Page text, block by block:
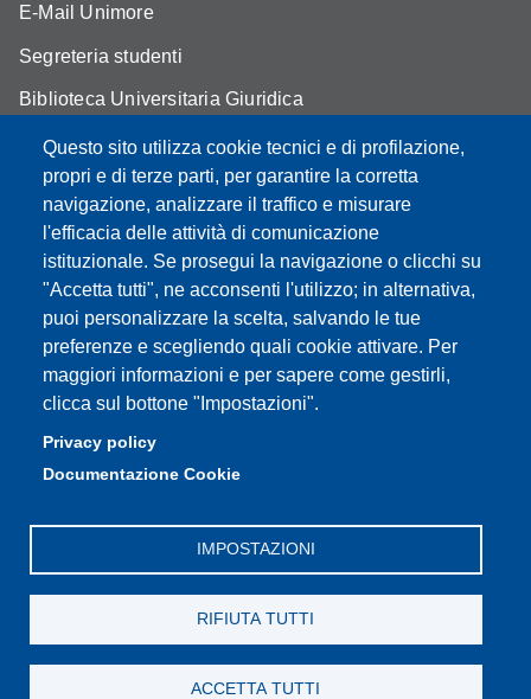
Questo sito utilizza cookie tecnici e di profilazione,
propri e di terze parti, per garantire la corretta
navigazione, analizzare il traffico e misurare
l'efficacia delle attività di comunicazione
istituzionale. Se prosegui la navigazione o clicchi su
"Accetta tutti", ne acconsenti l'utilizzo; in alternativa,
puoi personalizzare la scelta, salvando le tue
preferenze e scegliendo quali cookie attivare. Per
maggiori informazioni e per sapere come gestirli,
clicca sul bottone "Impostazioni".
Privacy policy
Documentazione Cookie
IMPOSTAZIONI
RIFIUTA TUTTI
ACCETTA TUTTI
E-Mail Unimore
Segreteria studenti
Biblioteca Universitaria Giuridica
Assicurazione qualità
Contatti
Partita IVA: 00427620364
Dipartimento di Giurisprudenza
Sede: Via San Geminiano 3 - 41121 Modena
Email: helpdesk.giurisprudenza@unimore.it
Telefono: 059 205 8170 (Portineria) | 059 205 8181
(Amministrazione) | 059 205 8213 (Didattica)